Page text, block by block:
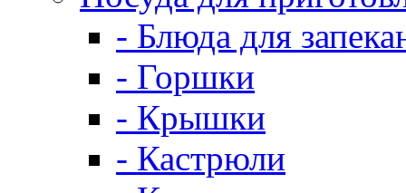
- Блюда для
- Горшки
- Крышки
- Кастрюли